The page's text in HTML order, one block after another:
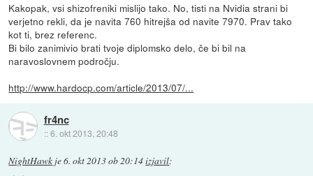
Kakopak, vsi shizofreniki mislijo tako. No, tisti na Nvidia strani bi
verjetno rekli, da je navita 760 hitrejša od navite 7970. Prav tako
kot ti, brez referenc.
Bi bilo zanimivio brati tvoje diplomsko delo, če bi bil na
naravoslovnem področju.
http://www.hardocp.com/article/2013/07/...
fr4nc
::6. okt 2013, 20:48
NightHawk je6. okt 2013 ob 20:14izjavil: